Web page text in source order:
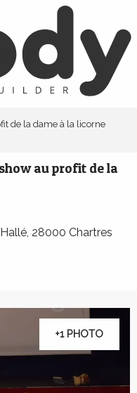
de la dame à la licorne
au profit de la
28000 Chartres
+1 PHOTO